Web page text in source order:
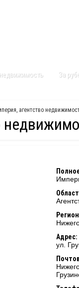
За
агентство
Адрес:
ул.